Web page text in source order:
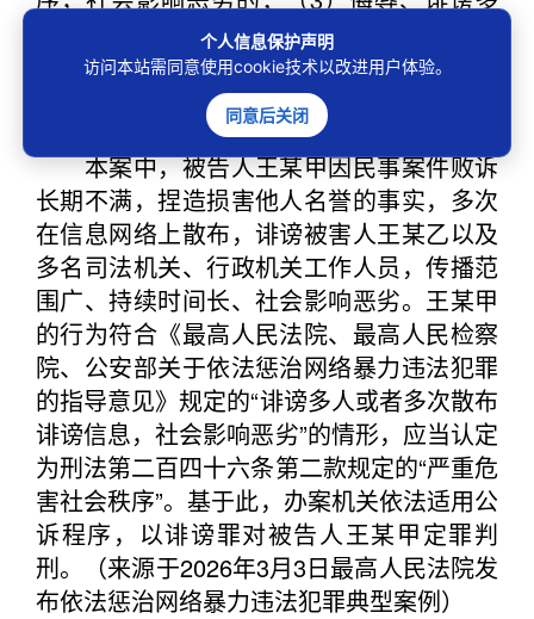
人或者多次散布侮辱、诽谤信息，社会影响
恶劣的；（4）组织、指使人员在多个网络
平台大量散布侮辱、诽谤信息，社会影响恶
本案中，被告人王某甲因民事案件败诉
长期不满，捏造损害他人名誉的事实，多次
在信息网络上散布，诽谤被害人王某乙以及
多名司法机关、行政机关工作人员，传播范
围广、持续时间长、社会影响恶劣。王某甲
的行为符合《最高人民法院、最高人民检察
院、公安部关于依法惩治网络暴力违法犯罪
的指导意见》规定的“诽谤多人或者多次散布
诽谤信息，社会影响恶劣”的情形，应当认定
为刑法第二百四十六条第二款规定的“严重危
害社会秩序”。基于此，办案机关依法适用公
诉程序，以诽谤罪对被告人王某甲定罪判
刑。（来源于2026年3月3日最高人民法院发
布依法惩治网络暴力违法犯罪典型案例）
个人信息保护声明
访问本站需同意使用cookie技术以改进用户体验。
同意后关闭